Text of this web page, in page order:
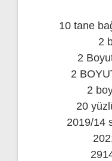
10 tane
2
2
2
2
20
2019/14